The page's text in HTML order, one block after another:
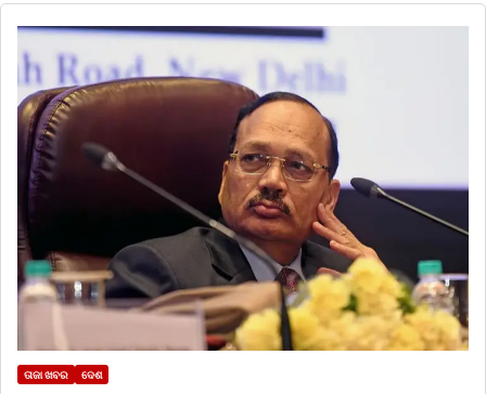
ତାଜା ଖବର ଦେଶ